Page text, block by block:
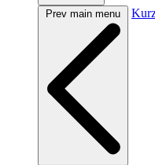
Prev main menu